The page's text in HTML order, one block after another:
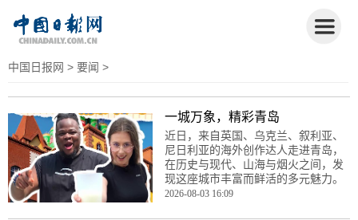
中国日报网 > 要闻 >
一城万象，精彩青岛
近日，来自英国、乌克兰、叙利亚、
尼日利亚的海外创作达人走进青岛，
在历史与现代、山海与烟火之间，发
现这座城市丰富而鲜活的多元魅力。
2026-08-03 16:09